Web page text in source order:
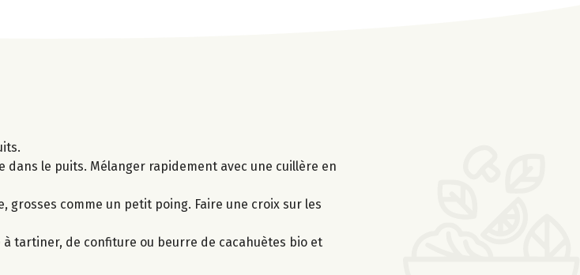
dans le puits. Mélanger rapidement avec une cuillère en
comme un petit poing. Faire une croix sur les
tartiner, de confiture ou beurre de cacahuètes bio et